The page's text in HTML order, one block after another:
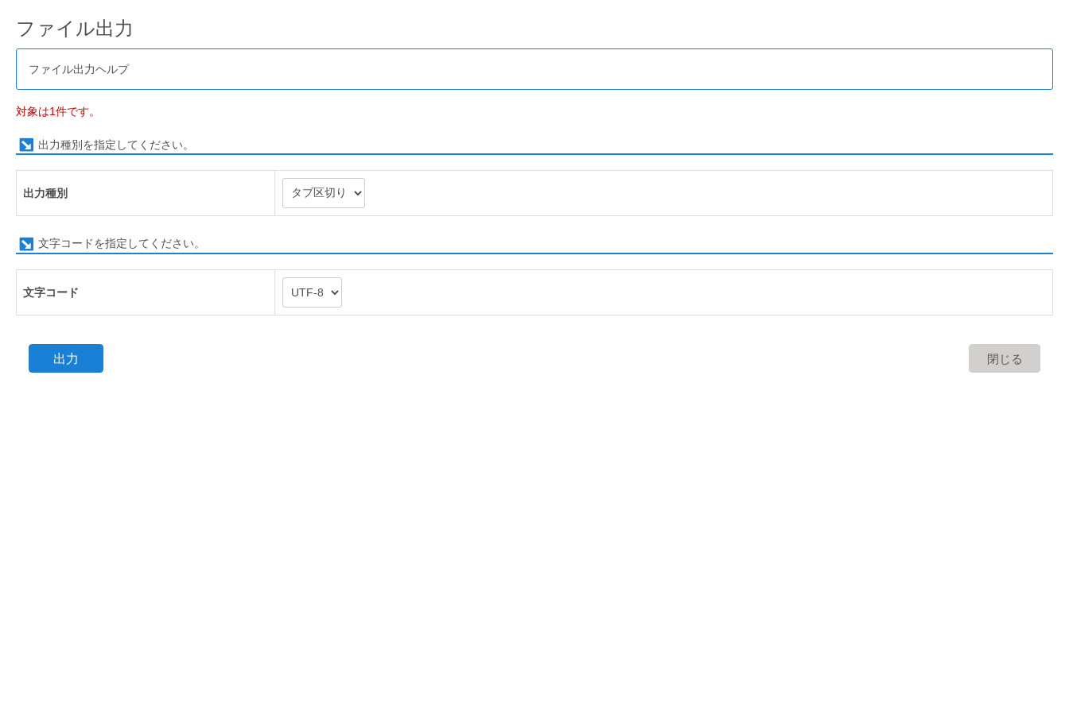
ファイル出力
ファイル出力ヘルプ
対象は1件です。
出力種別を指定してください。
出力種別
文字コードを指定してください。
文字コード